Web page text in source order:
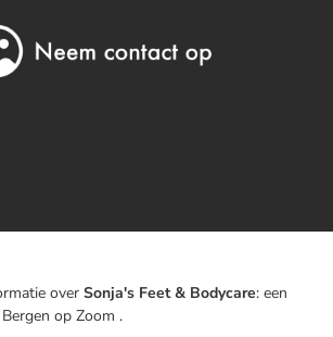
over Sonja's Feet & Bodycare: een
op Zoom .